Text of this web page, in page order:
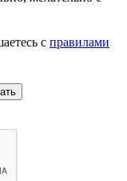
с правилами